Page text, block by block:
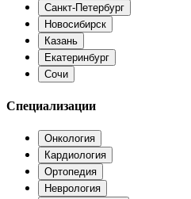
Санкт-Петербург
Новосибирск
Казань
Екатеринбург
Сочи
Специализации
Онкология
Кардиология
Ортопедия
Неврология